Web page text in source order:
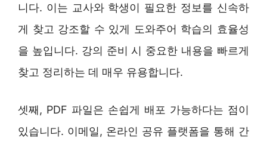
니다. 이는 교사와 학생이 필요한 정보를 신속하
게 찾고 강조할 수 있게 도와주어 학습의 효율성
을 높입니다. 강의 준비 시 중요한 내용을 빠르게
찾고 정리하는 데 매우 유용합니다.
셋째, PDF 파일은 손쉽게 배포 가능하다는 점이
있습니다. 이메일, 온라인 공유 플랫폼을 통해 간